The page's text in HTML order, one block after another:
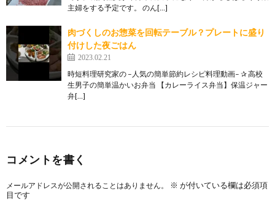
主婦をする予定です。 のん[…]
肉づくしのお惣菜を回転テーブル？プレートに盛り
付けした夜ごはん
2023.02.21
時短料理研究家の ­­–人気の簡単節約レシピ料理動画­­– ✰ 高校
生男子の簡単温かいお弁当 【カレーライス弁当】保温ジャー
弁[…]
コメントを書く
メールアドレスが公開されることはありません。 ※ が付いている欄は必須項
目です